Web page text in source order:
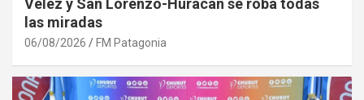
las miradas
06/08/2026 FM Patagonia